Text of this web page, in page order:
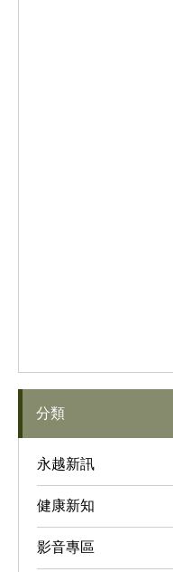
分類
永越新訊
健康新知
影音專區